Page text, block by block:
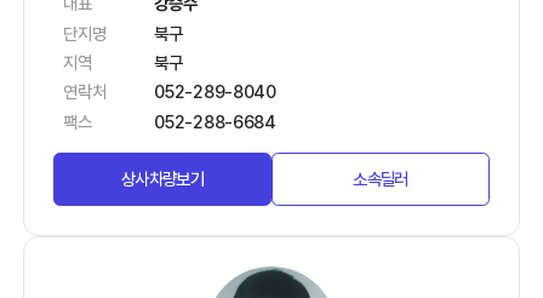
단지명
북구
지역
북구
연락처
052-289-8040
팩스
052-288-6684
상사차량보기 소속딜러